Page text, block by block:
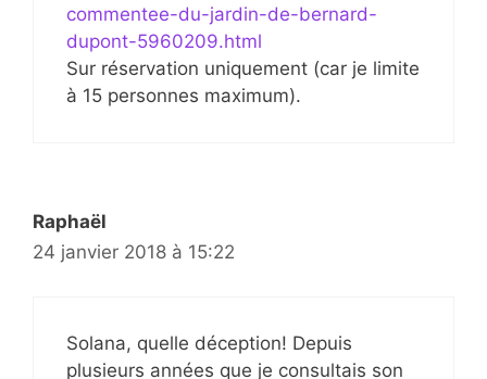
commentee-du-jardin-de-bernard-
dupont-5960209.html
Sur réservation uniquement (car je limite
à 15 personnes maximum).
Raphaël
24 janvier 2018 à 15:22
Solana, quelle déception! Depuis
plusieurs années que je consultais son